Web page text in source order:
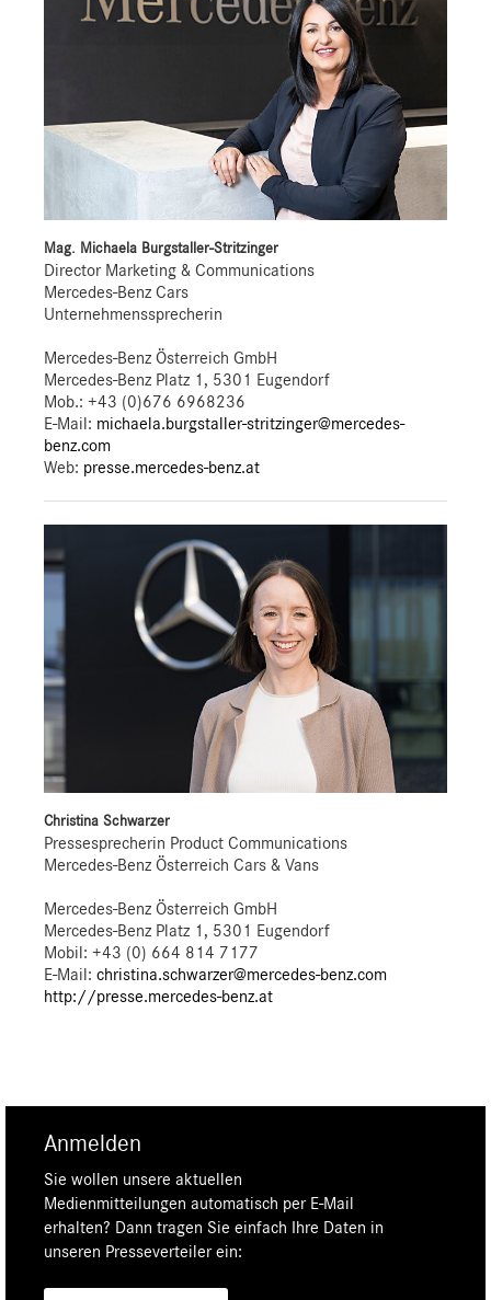
Mag. Michaela Burgstaller-Stritzinger
Director Marketing & Communications
Mercedes-Benz Cars
Unternehmenssprecherin
Mercedes-Benz Österreich GmbH
Mercedes-Benz Platz 1, 5301 Eugendorf
Mob.: +43 (0)676 6968236
E-Mail: michaela.burgstaller-stritzinger@mercedes-
benz.com
Web: presse.mercedes-benz.at
Christina Schwarzer
Pressesprecherin Product Communications
Mercedes-Benz Österreich Cars & Vans
Mercedes-Benz Österreich GmbH
Mercedes-Benz Platz 1, 5301 Eugendorf
Mobil: +43 (0) 664 814 7177
E-Mail: christina.schwarzer@mercedes-benz.com
http://presse.mercedes-benz.at
Anmelden
Sie wollen unsere aktuellen
Medienmitteilungen automatisch per E-Mail
erhalten? Dann tragen Sie einfach Ihre Daten in
unseren Presseverteiler ein: